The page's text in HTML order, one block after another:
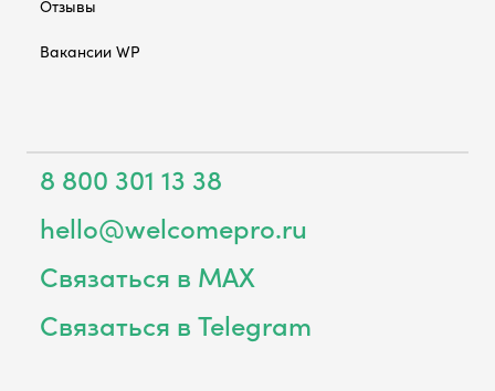
Отзывы
Вакансии WP
8 800 301 13 38
hello@welcomepro.ru
Связаться в MAX
Связаться в Telegram